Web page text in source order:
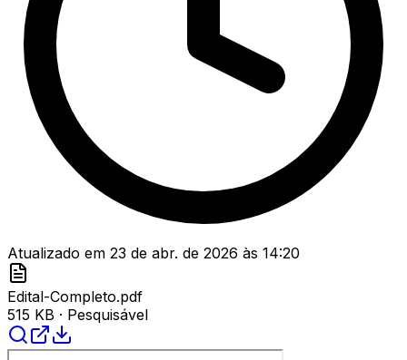
Atualizado em 23 de abr. de 2026 às 14:20
Edital-Completo.pdf
515 KB · Pesquisável